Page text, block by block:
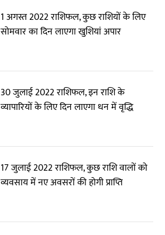
1 अगस्त 2022 राशिफल, कुछ राशियों के लिए
सोमवार का दिन लाएगा खुशियां अपार
30 जुलाई 2022 राशिफल, इन राशि के
व्यापारियों के लिए दिन लाएगा धन में वृद्धि
17 जुलाई 2022 राशिफल, कुछ राशि वालों को
व्यवसाय में नए अवसरों की होगी प्राप्ति